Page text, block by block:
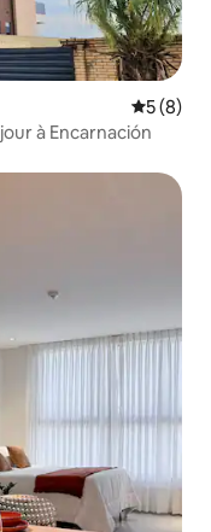
5 (8)
à Encarnación